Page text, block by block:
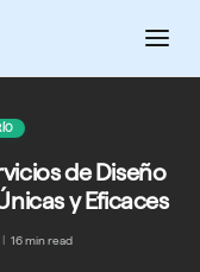
de Diseño
y Eficaces
16 min read